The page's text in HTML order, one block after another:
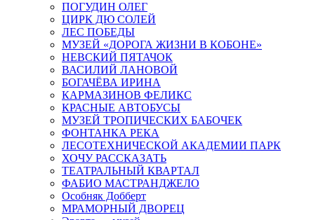
ПОГУДИН ОЛЕГ
ЦИРК ДЮ СОЛЕЙ
ЛЕС ПОБЕДЫ
МУЗЕЙ «ДОРОГА ЖИЗНИ В КОБОНЕ»
НЕВСКИЙ ПЯТАЧОК
ВАСИЛИЙ ЛАНОВОЙ
БОГАЧЁВА ИРИНА
КАРМАЗИНОВ ФЕЛИКС
КРАСНЫЕ АВТОБУСЫ
МУЗЕЙ ТРОПИЧЕСКИХ БАБОЧЕК
ФОНТАНКА РЕКА
ЛЕСОТЕХНИЧЕСКОЙ АКАДЕМИИ ПАРК
ХОЧУ РАССКАЗАТЬ
ТЕАТРАЛЬНЫЙ КВАРТАЛ
ФАБИО МАСТРАНДЖЕЛО
Особняк Добберт
МРАМОРНЫЙ ДВОРЕЦ